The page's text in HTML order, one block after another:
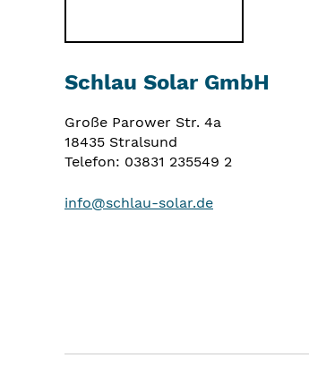
Schlau Solar GmbH
Große Parower Str. 4a
18435 Stralsund
Telefon: 03831 235549 2
info@schlau-solar.de